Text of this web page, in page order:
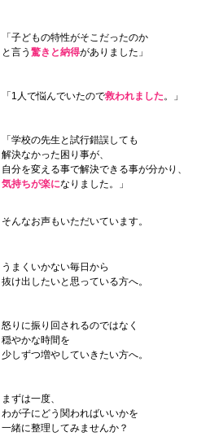
「子どもの特性がそこだったのか
と言う 驚きと納得がありました」
「1人で悩んでいたので救われました。」
「学校の先生と試行錯誤しても
解決なかった困り事が、
自分を変える事で解決できる事が分かり、
気持ちが楽になりました。」
そんなお声もいただいています。
うまくいかない毎日から
抜け出したいと思っている方へ。
怒りに振り回されるのではなく
穏やかな時間を
少しずつ増やしていきたい方へ。
まずは一度、
わが子にどう関わればいいかを
一緒に整理してみませんか？